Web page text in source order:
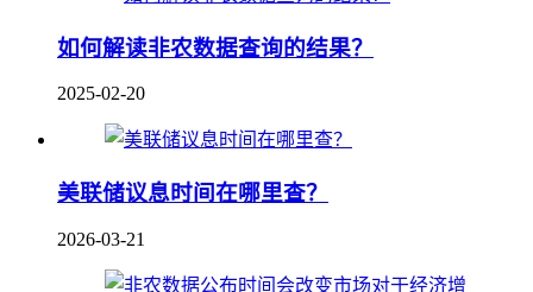
如何解读非农数据查询的结果？
2025-02-20
美联储议息时间在哪里查？
2026-03-21